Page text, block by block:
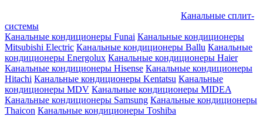
Канальные сплит-
системы
Канальные кондиционеры Funai Канальные кондиционеры
Mitsubishi Electric Канальные кондиционеры Ballu Канальные
кондиционеры Energolux Канальные кондиционеры Haier
Канальные кондиционеры Hisense Канальные кондиционеры
Hitachi Канальные кондиционеры Kentatsu Канальные
кондиционеры MDV Канальные кондиционеры MIDEA
Канальные кондиционеры Samsung Канальные кондиционеры
Thaicon Канальные кондиционеры Toshiba